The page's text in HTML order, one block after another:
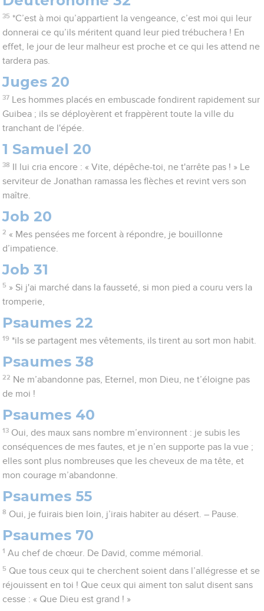
35 *C’est à moi qu’appartient la vengeance, c’est moi qui leur
donnerai ce qu’ils méritent quand leur pied trébuchera ! En
effet, le jour de leur malheur est proche et ce qui les attend ne
tardera pas.
Juges 20
37
Les hommes placés en embuscade fondirent rapidement sur
Guibea ; ils se déployèrent et frappèrent toute la ville du
tranchant de l'épée.
1 Samuel 20
38
Il lui cria encore : « Vite, dépêche-toi, ne t'arrête pas ! » Le
serviteur de Jonathan ramassa les flèches et revint vers son
maître.
Job 20
2 « Mes pensées me forcent à répondre, je bouillonne
d’impatience.
Job 31
5 » Si j'ai marché dans la fausseté, si mon pied a couru vers la
tromperie,
Psaumes 22
19 *ils se partagent mes vêtements, ils tirent au sort mon habit.
Psaumes 38
22 Ne m’abandonne pas, Eternel, mon Dieu, ne t’éloigne pas
de moi !
Psaumes 40
13 Oui, des maux sans nombre m’environnent : je subis les
conséquences de mes fautes, et je n’en supporte pas la vue ;
elles sont plus nombreuses que les cheveux de ma tête, et
mon courage m’abandonne.
Psaumes 55
8 Oui, je fuirais bien loin, j’irais habiter au désert. – Pause.
Psaumes 70
1 Au chef de chœur. De David, comme mémorial.
5 Que tous ceux qui te cherchent soient dans l’allégresse et se
réjouissent en toi ! Que ceux qui aiment ton salut disent sans
cesse : « Que Dieu est grand ! »